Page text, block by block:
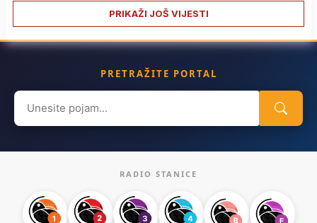
PRIKAŽI JOŠ VIJESTI
PRETRAŽITE PORTAL
Search
for:
RADIO STANICE